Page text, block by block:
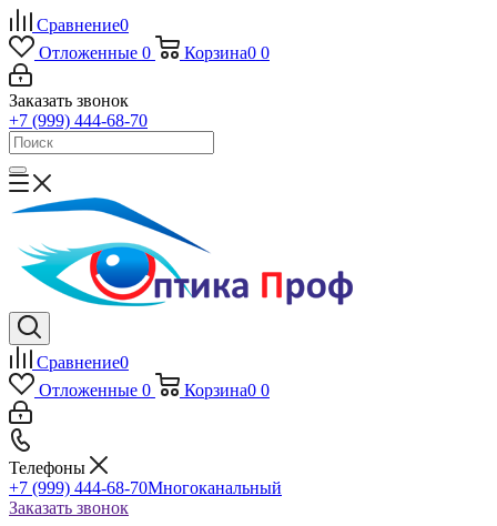
Сравнение0
Отложенные 0 Корзина0 0
Заказать звонок
+7 (999) 444-68-70
Сравнение0
Отложенные 0 Корзина0 0
Телефоны
+7 (999) 444-68-70Многоканальный
Заказать звонок